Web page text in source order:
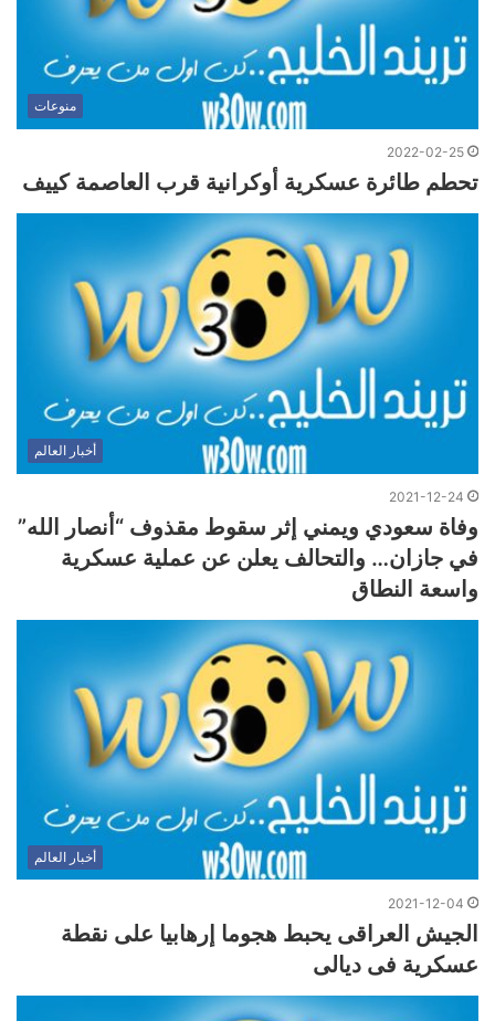
منوعات
2022-02-25
تحطم طائرة عسكرية أوكرانية قرب العاصمة كييف
أخبار العالم
2021-12-24
وفاة سعودي ويمني إثر سقوط مقذوف “أنصار الله”
في جازان… والتحالف يعلن عن عملية عسكرية
واسعة النطاق
أخبار العالم
2021-12-04
الجيش العراقى يحبط هجوما إرهابيا على نقطة
عسكرية فى ديالى